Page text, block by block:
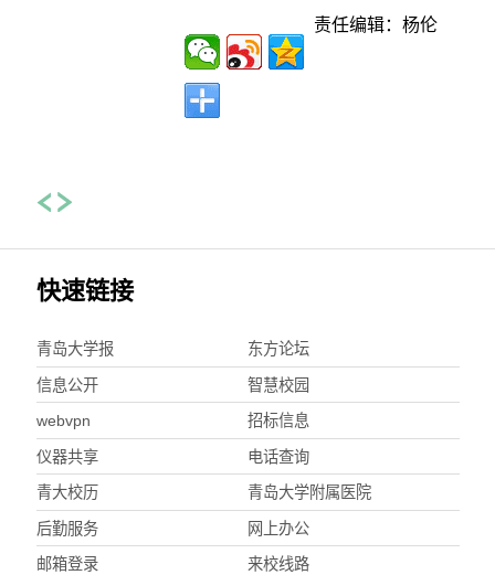
责任编辑：杨伦
快速链接
青岛大学报 东方论坛
信息公开 智慧校园
webvpn 招标信息
仪器共享 电话查询
青大校历 青岛大学附属医院
后勤服务 网上办公
邮箱登录 来校线路